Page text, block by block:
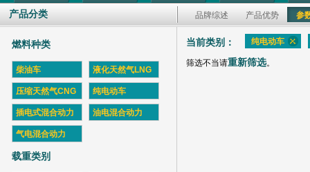
产品分类 品牌综述 产品优势 参
燃料种类
柴油车 液化天然气LNG
压缩天然气CNG 纯电动车
插电式混合动力 油电混合动力
气电混合动力
载重类别
当前类别： 纯电动车
筛选不当请重新筛选。